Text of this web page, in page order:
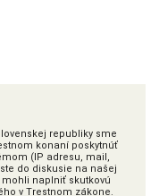
republiky sme
konaní poskytnúť
(IP adresu, mail,
do diskusie na našej
naplniť skutkovú
v Trestnom zákone.